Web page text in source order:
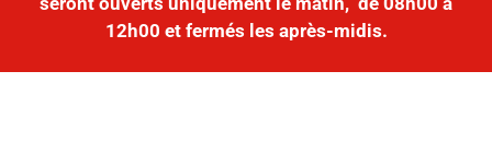
12h00 et fermés les après-midis.